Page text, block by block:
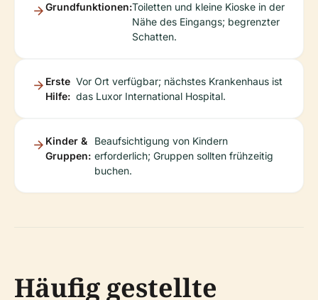
Grundfunktionen:Toiletten und kleine Kioske in der
Nähe des Eingangs; begrenzter
Schatten.
Erste
Hilfe:
Vor Ort verfügbar; nächstes Krankenhaus ist
das Luxor International Hospital.
Kinder &
Gruppen:
Beaufsichtigung von Kindern
erforderlich; Gruppen sollten frühzeitig
buchen.
Häufig gestellte